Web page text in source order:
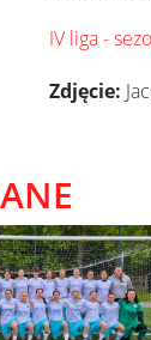
IV liga -
Zdjęcie: